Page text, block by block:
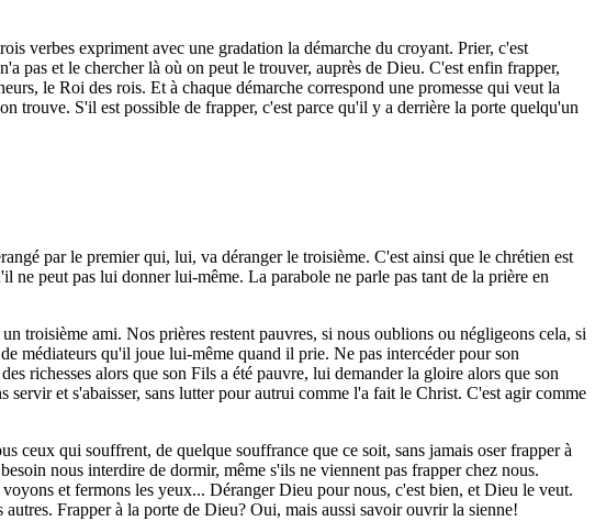
verbes expriment avec une gradation la démarche du croyant. Prier, c'est
pas et le chercher là où on peut le trouver, auprès de Dieu. C'est enfin frapper,
le Roi des rois. Et à chaque démarche correspond une promesse qui veut la
trouve. S'il est possible de frapper, c'est parce qu'il y a derrière la porte quelqu'un
par le premier qui, lui, va déranger le troisième. C'est ainsi que le chrétien est
ne peut pas lui donner lui-même. La parabole ne parle pas tant de la prière en
troisième ami. Nos prières restent pauvres, si nous oublions ou négligeons cela, si
médiateurs qu'il joue lui-même quand il prie. Ne pas intercéder pour son
richesses alors que son Fils a été pauvre, lui demander la gloire alors que son
et s'abaisser, sans lutter pour autrui comme l'a fait le Christ. C'est agir comme
ceux qui souffrent, de quelque souffrance que ce soit, sans jamais oser frapper à
nous interdire de dormir, même s'ils ne viennent pas frapper chez nous.
et fermons les yeux... Déranger Dieu pour nous, c'est bien, et Dieu le veut.
Frapper à la porte de Dieu? Oui, mais aussi savoir ouvrir la sienne!